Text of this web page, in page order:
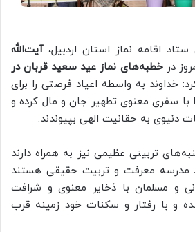
اقامه نماز استان اردبیل،آیت‌الله
درخطبه‌های نماز عید سعید قربان در
خداوند به واسطه اعیاد فرصتی را برای
با سفری معنوی تطهیر جان و مال کرده و
دنیوی به حقانیت الهی بپیوندند.
تربیتی عظیمی نیز به همراه دارند
مدرسه معرفت و تربیت حقیقی هستند
و مسلمان با ذخایر معنوی و شرافت
و با رفتار و سکنات خود زمینه قرب